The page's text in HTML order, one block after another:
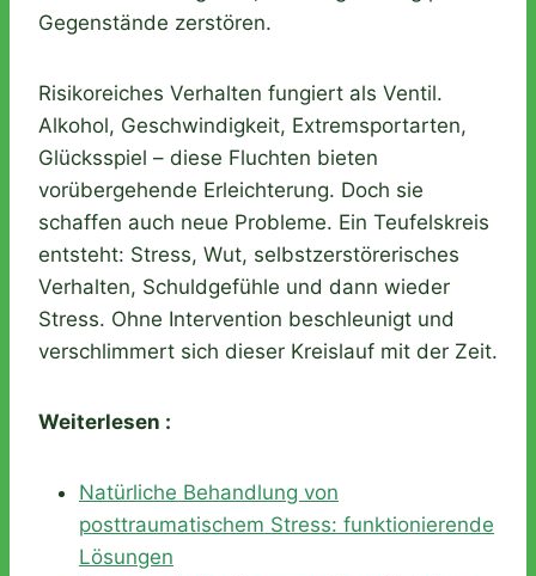
Gegenstände zerstören.
Risikoreiches Verhalten fungiert als Ventil.
Alkohol, Geschwindigkeit, Extremsportarten,
Glücksspiel – diese Fluchten bieten
vorübergehende Erleichterung. Doch sie
schaffen auch neue Probleme. Ein Teufelskreis
entsteht: Stress, Wut, selbstzerstörerisches
Verhalten, Schuldgefühle und dann wieder
Stress. Ohne Intervention beschleunigt und
verschlimmert sich dieser Kreislauf mit der Zeit.
Weiterlesen :
Natürliche Behandlung von
posttraumatischem Stress: funktionierende
Lösungen